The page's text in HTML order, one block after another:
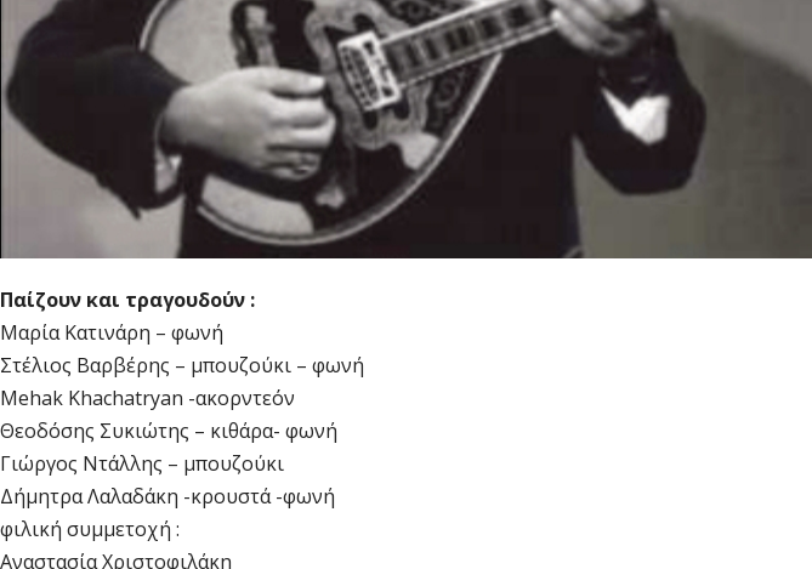
Παίζουν και τραγουδούν :
Μαρία Κατινάρη – φωνή
Στέλιος Βαρβέρης – μπουζούκι – φωνή
Mehak Khachatryan -ακορντεόν
Θεοδόσης Συκιώτης – κιθάρα- φωνή
Γιώργος Ντάλλης – μπουζούκι
Δήμητρα Λαλαδάκη -κρουστά -φωνή
φιλική συμμετοχή :
Αναστασία Χριστοφιλάκη